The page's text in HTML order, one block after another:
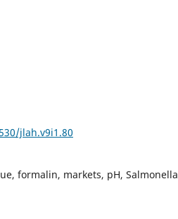
jlah.v9i1.80
formalin, markets, pH, Salmonella